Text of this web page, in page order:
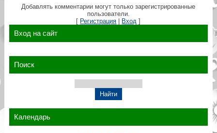
Добавлять комментарии могут только зарегистрированные
пользователи.
[ Регистрация | Вход ]
Вход на сайт
Поиск
Календарь